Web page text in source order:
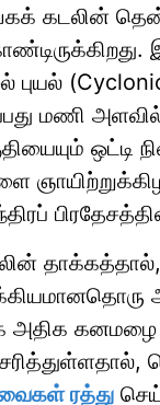
கடலின்
புயல்
மணி
ஒட்டி
அதிக கனமழை
ரத்து